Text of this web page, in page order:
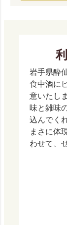
岩手県酔
食中酒に
意いたし
味と雑味
込んでく
まさに体
わせて、